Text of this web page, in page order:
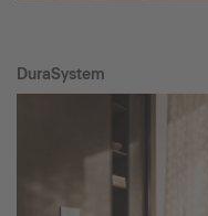
DuraSystem